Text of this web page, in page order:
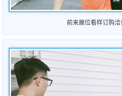
前来展位看样订购